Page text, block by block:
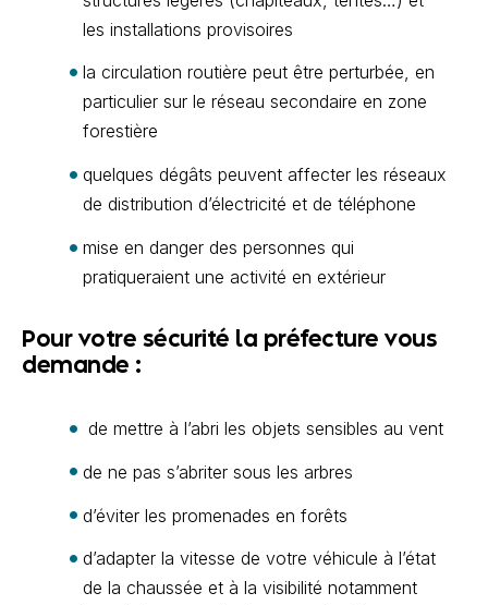
les installations provisoires
la circulation routière peut être perturbée, en
particulier sur le réseau secondaire en zone
forestière
quelques dégâts peuvent affecter les réseaux
de distribution d’électricité et de téléphone
mise en danger des personnes qui
pratiqueraient une activité en extérieur
Pour votre sécurité la préfecture vous
demande :
de mettre à l’abri les objets sensibles au vent
de ne pas s’abriter sous les arbres
d’éviter les promenades en forêts
d’adapter la vitesse de votre véhicule à l’état
de la chaussée et à la visibilité notamment